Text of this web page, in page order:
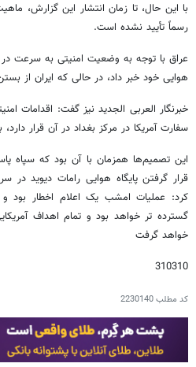
با این حال، تا زمان انتشار این گزارش،
رسماً تأیید نشده است.
عراق با توجه به وضعیت امنیتی به سرعت
هوایی خود خبر داد، در حالی که ایران از
خبرنگار العربی الجدید نیز گفت: اقدامات
سفارت آمریکا در مرکز بغداد در آن قرار دارد،
این تصمیم‌ها همزمان با آن بود که سپاه
قرار گرفتن پایگاه هوایی رامات دیوید در
کرد: عملیات امشب یک اعلام اخطار بود
گسترده تر خواهد بود و تمام اهداف
خواهد گرفت
310310
کد مطلب2230140